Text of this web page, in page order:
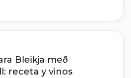
Bleikja með
receta y vinos